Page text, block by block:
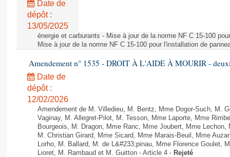
Date de
dépôt :
13/05/2025
énergie et carburants - Mise à jour de la norme NF C 15-100
Mise à jour de la norme NF C 15-100 pour l'installation de
Amendement n° 1535 - DROIT À L'AIDE À MOURIR -
Date de
dépôt :
12/02/2026
Amendement de M. Villedieu, M. Bentz, Mme Dogor-Such, M.
Vaginay, M. Allegret-Pilot, M. Tesson, Mme Laporte, Mme
Bourgeois, M. Dragon, Mme Ranc, Mme Joubert, Mme
M. Christian Girard, Mme Sicard, Mme Marais-Beuil, Mme
Lorho, M. Ballard, M. de L&#233;pinau, Mme Florence Goulet,
Lioret, M. Rambaud et M. Guitton - Article 4 - Rejeté